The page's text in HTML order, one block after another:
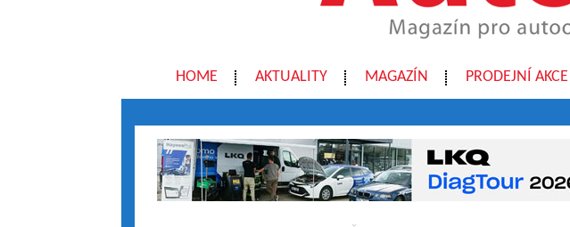
HOME AKTUALITY MAGAZÍN PRODEJNÍ AKCE